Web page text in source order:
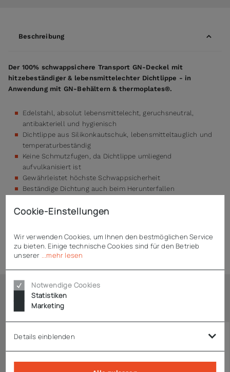
Beschreibung
Der 100% schwappsichere Transport GN-Deckel mit
hitzebeständiger & lebensmittelechter Dichtlippe - in
Anwendung mit GN-Behältern & thermoplates®.
Edelstahl, absolut lebensmittelecht, geruchsneutral,
antibakteriell und hygienisch
Dichtlippe aus Silikonkautschuk, lebensmitteltauglich und
temperaturbeständig
Keine Schmutzfugen, da Dichtlippe umliegend
aufvulkanisiert ist
Gewährleistet höchste Schwappsicherheit
Beständige Dichtung auch beim Herunterfallen
Technische Daten
Ähnliche Artikel
Cookie-Einstellungen
Wir verwenden Cookies, um Ihnen den bestmöglichen Service
zu bieten. Einige technische Cookies sind für den Betrieb
unserer
...mehr lesen
Notwendige Cookies
Statistiken
Marketing
Details einblenden